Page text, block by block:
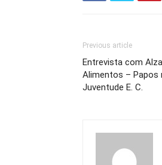
Previous article
Entrevista com
Alimentos – Papos
Juventude E. C.